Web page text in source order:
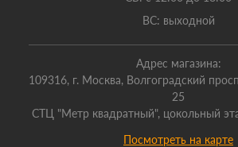
ВС: выходной
Адрес магазина:
109316, г. Москва, Волгоградский
25
СТЦ "Метр квадратный", цокольный
Посмотреть на карте